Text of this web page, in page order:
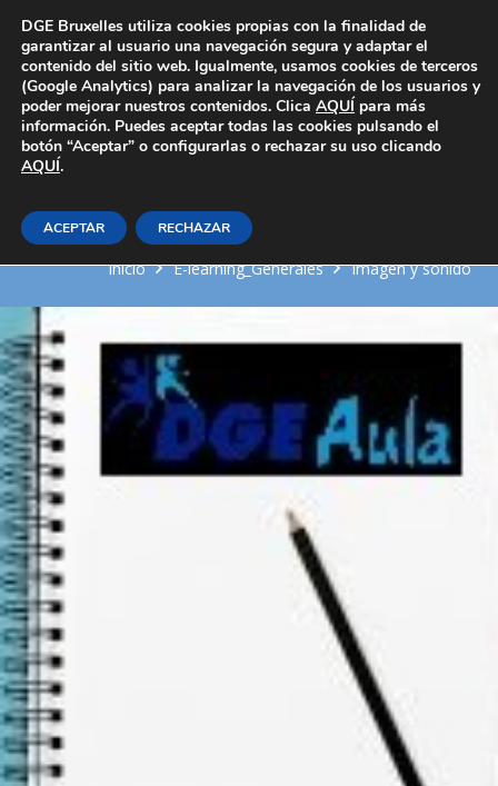
Área Privada
Mantenimiento de productos
multimedia interactivos
Inicio E-learning_Generales Imagen y sonido
DGE Bruxelles utiliza cookies propias con la finalidad de
garantizar al usuario una navegación segura y adaptar el
contenido del sitio web. Igualmente, usamos cookies de terceros
(Google Analytics) para analizar la navegación de los usuarios y
poder mejorar nuestros contenidos. Clica AQUÍ para más
información. Puedes aceptar todas las cookies pulsando el
botón “Aceptar” o configurarlas o rechazar su uso clicando
AQUÍ.
ACEPTAR RECHAZAR